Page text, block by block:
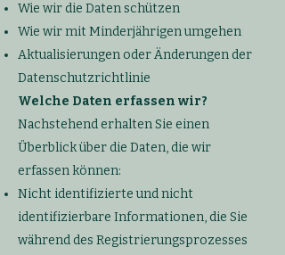
Wie wir die Daten schützen
Wie wir mit Minderjährigen umgehen
Aktualisierungen oder Änderungen der
Datenschutzrichtlinie
Welche Daten erfassen wir?
Nachstehend erhalten Sie einen
Überblick über die Daten, die wir
erfassen können:
Nicht identifizierte und nicht
identifizierbare Informationen, die Sie
während des Registrierungsprozesses